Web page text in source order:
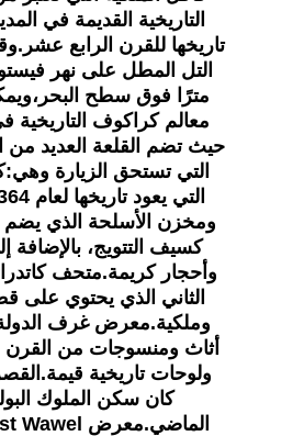
التاريخية القديمة في
تاريخها للقرن الرابع
مترًا فوق سطح
معالم كراكوف التاريخية
حيث تضم القلعة العديد من
التي تستحق الزيارة
ومخزن الأسلحة الذي يضم
كسيف التتويج،
وأحجار كريمة.متحف
الثاني الذي يحتوي على
وملكية.معرض غرف
أثاث ومنسوجات من
ولوحات تاريخية
كان سكن الملوك